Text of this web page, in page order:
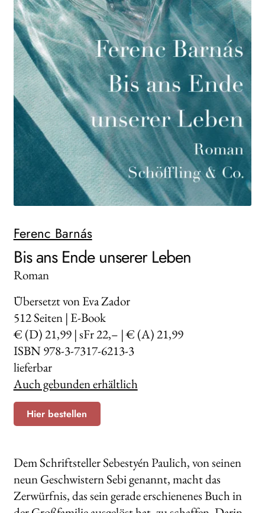
AKTUELLES
NEWSLETTER
WEITERE VERLAGE
Search:
Ferenc Barnás
Bis ans Ende unserer Leben
Roman
Übersetzt von Eva Zador
512Seiten | E-Book
€ (D) 21,99 | sFr 22,– | € (A) 21,99
ISBN 978-3-7317-6213-3
lieferbar
Auch gebunden erhältlich
Hier bestellen
Dem Schriftsteller Sebestyén Paulich, von seinen
neun Geschwistern Sebi genannt, macht das
Zerwürfnis, das sein gerade erschienenes Buch in